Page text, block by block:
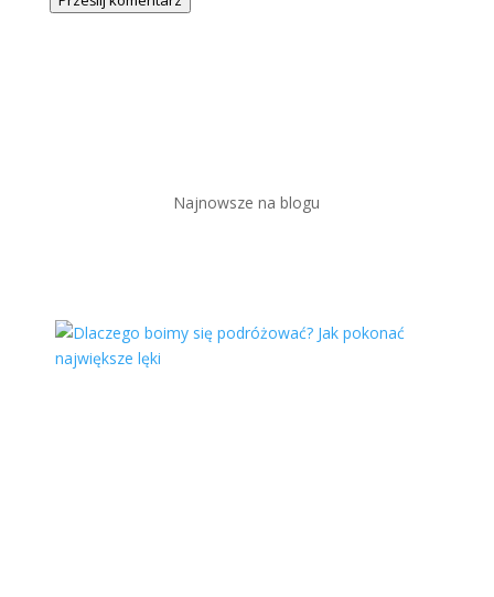
Najnowsze na blogu